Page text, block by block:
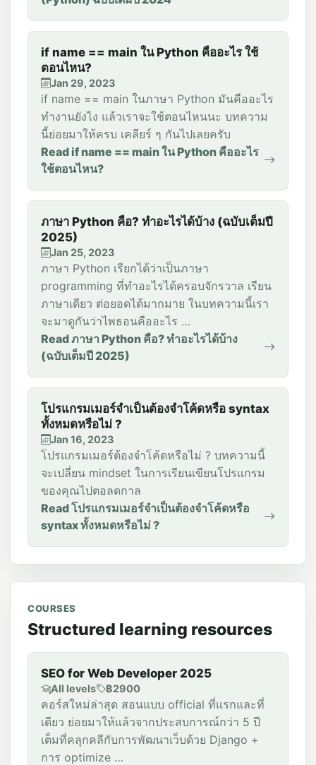
if name == main ใน Python คืออะไร ใช้
ตอนไหน?
Jan 29, 2023
if name == main ในภาษา Python มันคืออะไร
ทำงานยังไง แล้วเราจะใช้ตอนไหนนะ บทความ
นี้ย่อยมาให้ครบ เคลียร์ ๆ กันไปเลยครับ
Read if name == main ใน Python คืออะไร
ใช้ตอนไหน?
ภาษา Python คือ? ทำอะไรได้บ้าง (ฉบับเต็มปี
2025)
Jan 25, 2023
ภาษา Python เรียกได้ว่าเป็นภาษา
programming ที่ทำอะไรได้ครอบจักรวาล เรียน
ภาษาเดียว ต่อยอดได้มากมาย ในบทความนี้เรา
จะมาดูกันว่าไพธอนคืออะไร …
Read ภาษา Python คือ? ทำอะไรได้บ้าง
(ฉบับเต็มปี 2025)
โปรแกรมเมอร์จำเป็นต้องจำโค้ดหรือ syntax
ทั้งหมดหรือไม่ ?
Jan 16, 2023
โปรแกรมเมอร์ต้องจำโค้ดหรือไม่ ? บทความนี้
จะเปลี่ยน mindset ในการเรียนเขียนโปรแกรม
ของคุณไปตอลดกาล
Read โปรแกรมเมอร์จำเป็นต้องจำโค้ดหรือ
syntax ทั้งหมดหรือไม่ ?
COURSES
Structured learning resources
SEO for Web Developer 2025
All levels ฿2900
คอร์สใหม่ล่าสุด สอนแบบ official ที่แรกและที่
เดียว ย่อยมาให้แล้วจากประสบการณ์กว่า 5 ปี
เต็มที่คลุกคลีกับการพัฒนาเว็บด้วย Django +
การ optimize …